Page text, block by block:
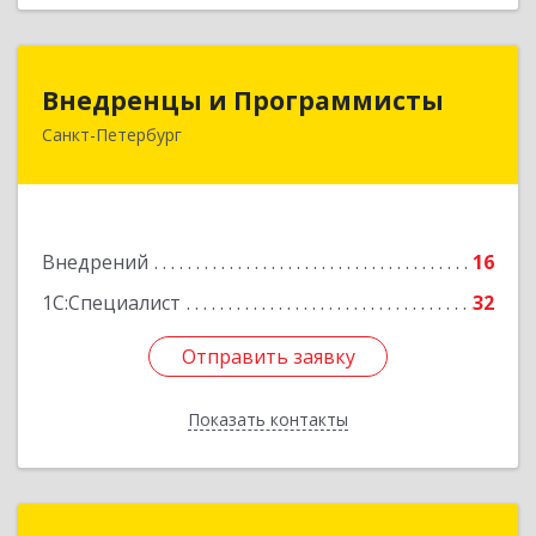
Внедренцы и Программисты
Санкт-Петербург
Внедрений
16
1С:Специалист
32
Отправить заявку
Показать контакты
194044, Санкт-Петербург г, Финляндский пр-кт,
Отправить заявку
Назад